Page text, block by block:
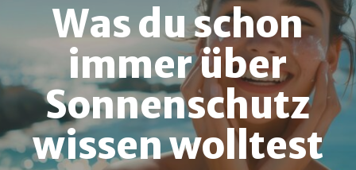
Was du schon
immer über
Sonnenschutz
wissen wolltest